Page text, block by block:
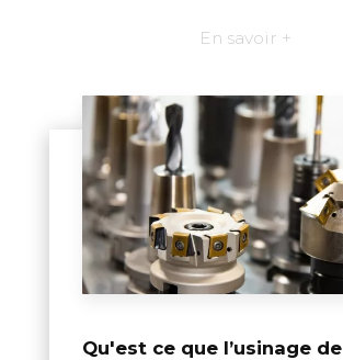
En savoir +
Qu'est ce que l’usinage de